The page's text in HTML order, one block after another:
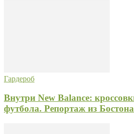
Гардероб
Внутри New Balance:
футбола. Репортаж из Бостона